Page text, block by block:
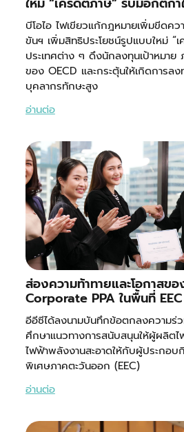
บีโอไอ ไฟเขียวแก้กฎหมายเพิ่มขีดคว
ขันฯ เพิ่มสิทธิประโยชน์รูปแบบใหม่ “
ประเทศต่าง ๆ ดึงนักลงทุนเป้าหมาย
ของ OECD และกระตุ้นให้เกิดการล
บุคลากรทักษะสูง
อ่านต่อ
ส่องความท้าทายและโอกาสข
Corporate PPA ในพื้นที่ EEC
อีอีซีได้ลงนามบันทึกข้อตกลงความร่
ศึกษาแนวทางการสนับสนุนให้ผู้ผลิตไ
ไฟฟ้าพลังงานสะอาดให้กับผู้ประกอ
พิเศษภาคตะวันออก (EEC)
อ่านต่อ